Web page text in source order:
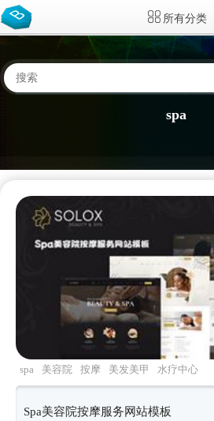
所有分类
spa
spa 美容院 按摩 美发美甲 水疗中心
Spa美容院按摩服务网站模板